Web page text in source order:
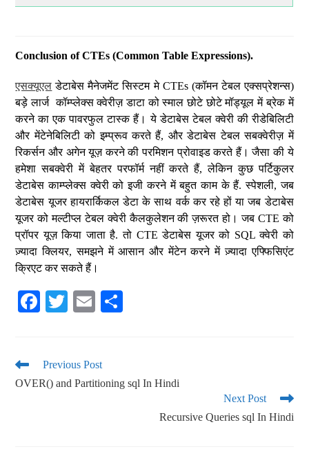
Conclusion of CTEs (Common Table Expressions).
एसक्यूएल डेटाबेस मैनेजमेंट सिस्टम मे CTEs (कॉमन टेबल एक्सप्रेशन्स)
बड़े लार्ज कॉम्प्लेक्स क्वेरीज़ डाटा को स्माल छोटे छोटे मॉड्यूल में ब्रेक में
करने का एक पावरफुल टास्क हैं। ये डेटाबेस टेबल क्वेरी की रीडेबिलिटी
और मेंटेनेबिलिटी को इम्प्रूव करते हैं, और डेटाबेस टेबल सबक्वेरीज़ में
रिकर्सन और अगेन यूज़ करने की परमिशन प्रोवाइड करते हैं। जैसा की ये
हमेशा सबक्वेरी में बेहतर परफॉर्म नहीं करते हैं, लेकिन कुछ पर्टिकुलर
डेटाबेस काम्प्लेक्स क्वेरी को इजी करने में बहुत काम के हैं. स्पेशली, जब
डेटाबेस यूजर हायरार्किकल डेटा के साथ वर्क कर रहे हों या जब डेटाबेस
यूजर को मल्टीप्ल टेबल क्वेरी कैलकुलेशन की ज़रूरत हो। जब CTE को
प्रॉपर यूज़ किया जाता है. तो CTE डेटाबेस यूजर को SQL क्वेरी को
ज़्यादा क्लियर, समझने में आसान और मेंटेन करने में ज़्यादा एफ्फिसिएंट
क्रिएट कर सकते हैं।
Fa
ok
T
r
E
Previous Post
OVER() and Partitioning sql In Hindi
Next Post
Recursive Queries sql In Hindi